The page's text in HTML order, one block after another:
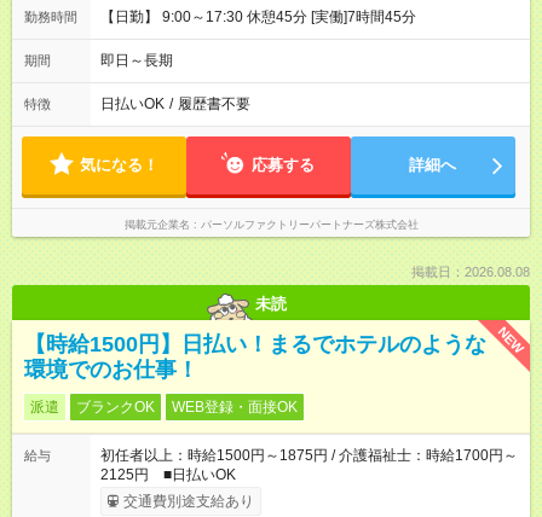
勤務時間 【日勤】 9:00～17:30 休憩45分 [実働]7時間45分
期間 即日～長期
特徴 日払いOK / 履歴書不要
気になる！ 応募する 詳細へ
掲載元企業名 パーソルファクトリーパートナーズ株式会社
掲載日：2026.08.08
未読
NEW
【時給1500円】日払い！まるでホテルのような
環境でのお仕事！
派遣 ブランクOK WEB登録・面接OK
給与
初任者以上：時給1500円～1875円 / 介護福祉士：時給1700円～
2125円 ■日払いOK
交通費別途支給あり